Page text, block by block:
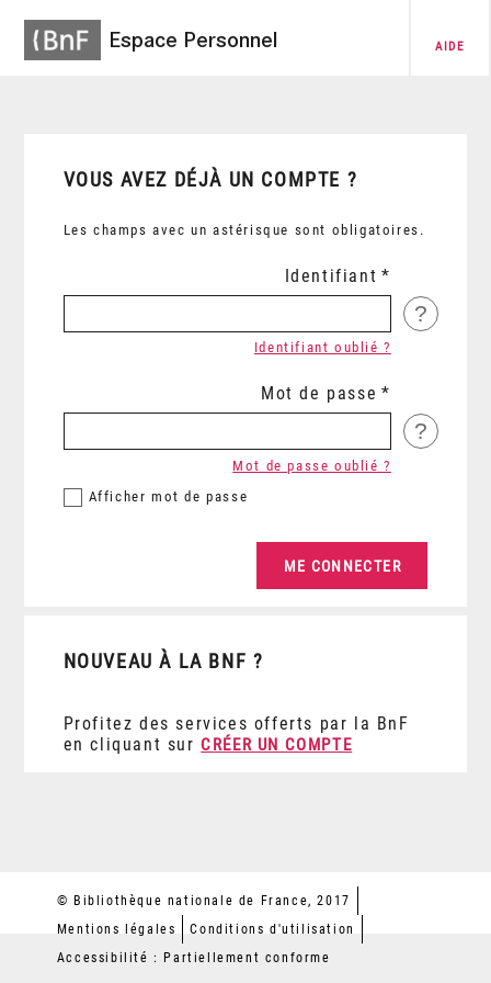
Espace Personnel AIDE
VOUS AVEZ DÉJÀ UN COMPTE ?
Les champs avec un astérisque sont obligatoires.
Identifiant
?
Identifiant oublié ?
Mot de passe
?
Afficher mot de passe
Mot de passe oublié ?
NOUVEAU À LA BNF ?
Profitez des services offerts par la BnF
en cliquant sur CRÉER UN COMPTE
© Bibliothèque nationale de France, 2017
Mentions légales
Conditions d'utilisation
Accessibilité : Partiellement conforme